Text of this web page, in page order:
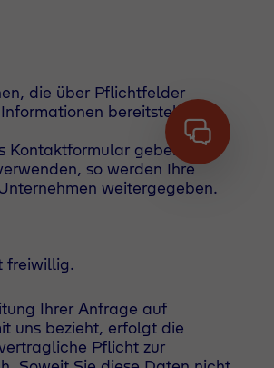
die über Pflichtfelder
bereitstellen,
Kontaktformular geben wir
so werden Ihre
weitergegeben.
freiwillig.
Ihrer Anfrage auf
uns bezieht, erfolgt die
Pflicht zur